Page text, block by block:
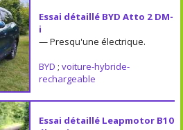
Essai détaillé BYD Atto 2 DM-
i
— Presqu'une électrique.
BYD ; voiture-hybride-
rechargeable
Essai détaillé Leapmotor B10